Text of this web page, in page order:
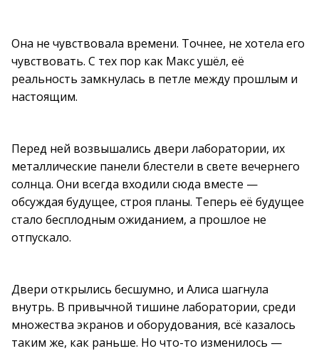
Она не чувствовала времени. Точнее, не хотела его
чувствовать. С тех пор как Макс ушёл, её
реальность замкнулась в петле между прошлым и
настоящим.
Перед ней возвышались двери лаборатории, их
металлические панели блестели в свете вечернего
солнца. Они всегда входили сюда вместе —
обсуждая будущее, строя планы. Теперь её будущее
стало бесплодным ожиданием, а прошлое не
отпускало.
Двери открылись бесшумно, и Алиса шагнула
внутрь. В привычной тишине лаборатории, среди
множества экранов и оборудования, всё казалось
таким же, как раньше. Но что-то изменилось —